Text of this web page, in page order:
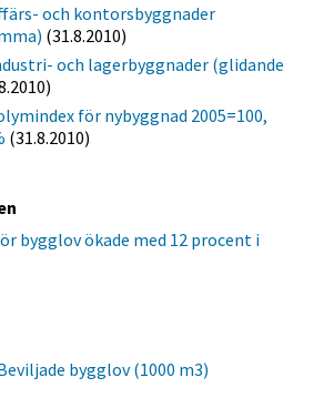
och kontorsbyggnader
(31.8.2010)
och lagerbyggnader (glidande
för nybyggnad 2005=100,
(31.8.2010)
bygglov ökade med 12 procent i
bygglov (1000 m3)